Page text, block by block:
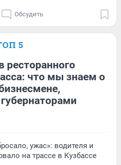
Обсудить
5
ресторанного
что мы знаем о
ужас»: водителя и
на трассе в Кузбассе